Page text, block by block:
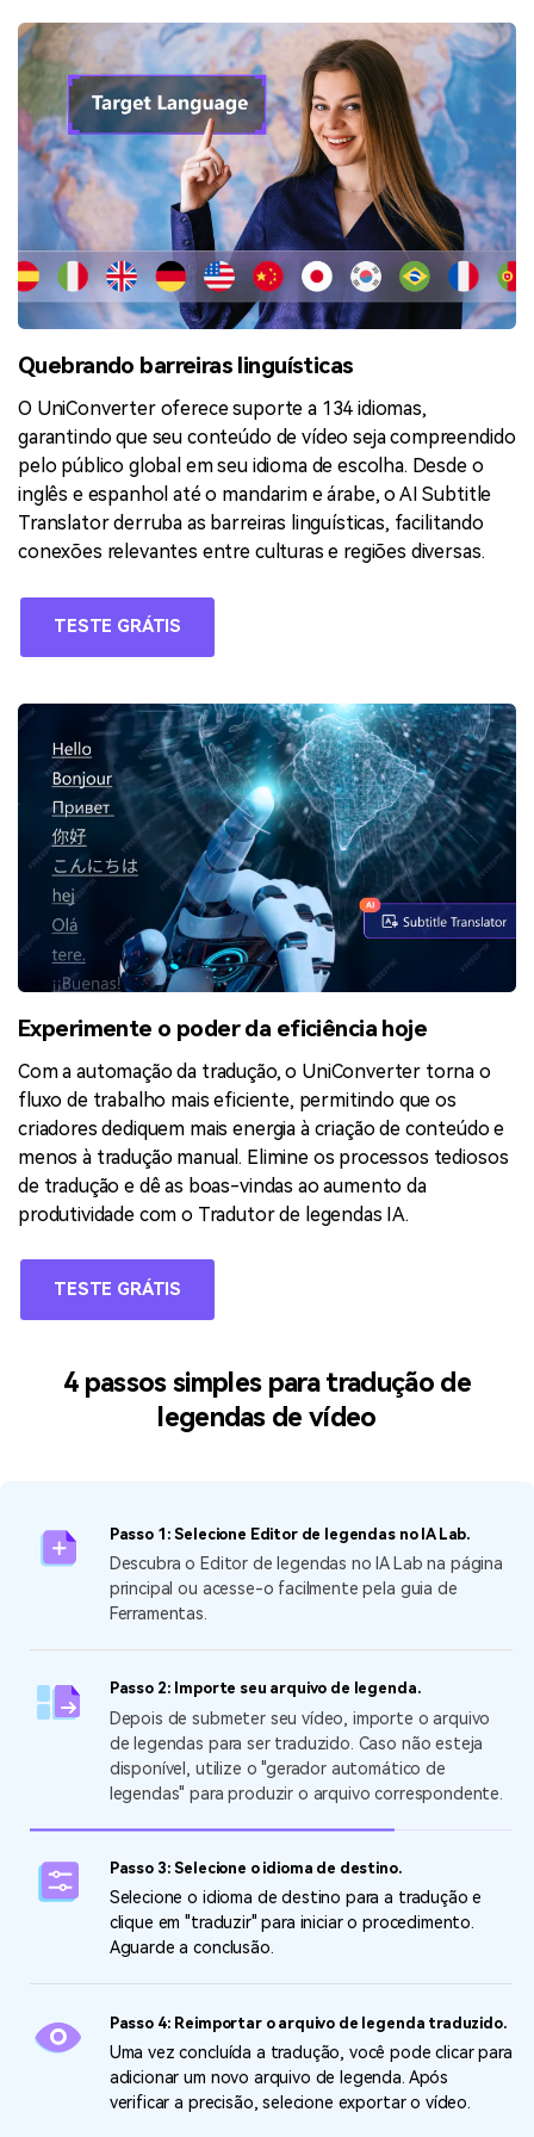
Quebrando barreiras linguísticas
O UniConverter oferece suporte a 134 idiomas,
garantindo que seu conteúdo de vídeo seja compreendido
pelo público global em seu idioma de escolha. Desde o
inglês e espanhol até o mandarim e árabe, o AI Subtitle
Translator derruba as barreiras linguísticas, facilitando
conexões relevantes entre culturas e regiões diversas.
TESTE GRÁTIS
Experimente o poder da eficiência hoje
Com a automação da tradução, o UniConverter torna o
fluxo de trabalho mais eficiente, permitindo que os
criadores dediquem mais energia à criação de conteúdo e
menos à tradução manual. Elimine os processos tediosos
de tradução e dê as boas-vindas ao aumento da
produtividade com o Tradutor de legendas IA.
TESTE GRÁTIS
4 passos simples para tradução de
legendas de vídeo
Passo 1: Selecione Editor de legendas no IA Lab.
Descubra o Editor de legendas no IA Lab na página
principal ou acesse-o facilmente pela guia de
Ferramentas.
Passo 2: Importe seu arquivo de legenda.
Depois de submeter seu vídeo, importe o arquivo
de legendas para ser traduzido. Caso não esteja
disponível, utilize o "gerador automático de
legendas" para produzir o arquivo correspondente.
Passo 3: Selecione o idioma de destino.
Selecione o idioma de destino para a tradução e
clique em "traduzir" para iniciar o procedimento.
Aguarde a conclusão.
Passo 4: Reimportar o arquivo de legenda traduzido.
Uma vez concluída a tradução, você pode clicar para
adicionar um novo arquivo de legenda. Após
verificar a precisão, selecione exportar o vídeo.